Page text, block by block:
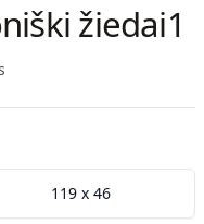
žiedai1
119 x 46